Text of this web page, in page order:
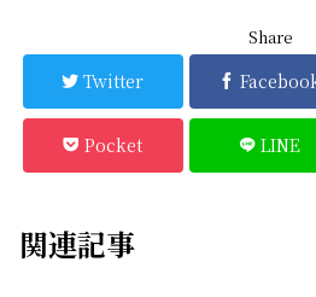
Share
Twitter
Pocket LINE
関連記事